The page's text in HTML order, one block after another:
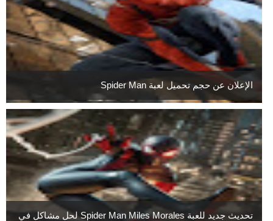
الإعلان عن حجم تحميل لعبة Spider Man
تحديث جديد للعبة Spider Man Miles Morales لحل مشاكل في